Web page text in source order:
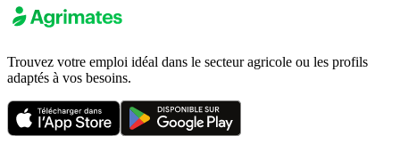
Trouvez votre emploi idéal dans le secteur agricole ou les profils
adaptés à vos besoins.